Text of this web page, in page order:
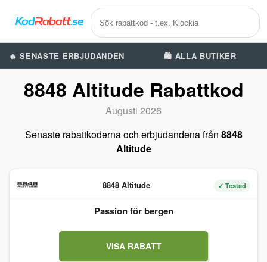
🔥 SENASTE ERBJUDANDEN 🛍️ ALLA BUTIKER
8848 Altitude Rabattkod
Augusti 2026
Senaste rabattkoderna och erbjudandena från 8848
Altitude
8848 Altitude ✓ Testad
Passion för bergen
VISA RABATT